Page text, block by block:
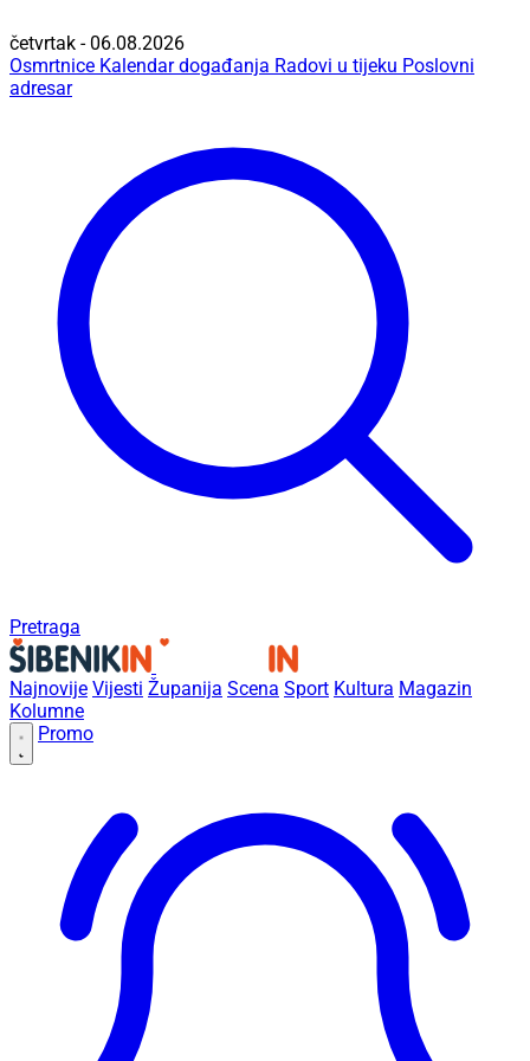
četvrtak - 06.08.2026
Osmrtnice Kalendar događanja Radovi u tijeku Poslovni
adresar
Pretraga
Najnovije Vijesti Županija Scena Sport Kultura Magazin
Kolumne
Promo